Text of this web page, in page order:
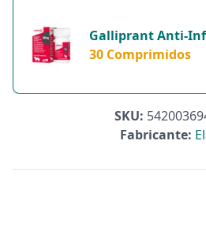
Galliprant Anti-
Pets - 30
30 Comprimidos
SKU:
Fabricante: